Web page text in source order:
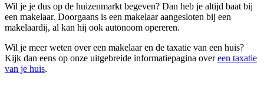
Wil je je dus op de huizenmarkt begeven? Dan heb je altijd baat bij
een makelaar. Doorgaans is een makelaar aangesloten bij een
makelaardij, al kan hij ook autonoom opereren.
Wil je meer weten over een makelaar en de taxatie van een huis?
Kijk dan eens op onze uitgebreide informatiepagina overeen taxatie
van je huis.